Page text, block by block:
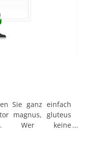
Sie ganz einfach
magnus, gluteus
Wer keine
kann aber auch